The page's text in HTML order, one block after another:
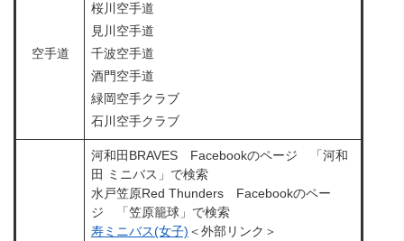
空手道
桜川空手道
見川空手道
千波空手道
酒門空手道
緑岡空手クラブ
石川空手クラブ
河和田BRAVES Facebookのページ 「河和
田 ミニバス」で検索
水戸笠原Red Thunders Facebookのペー
ジ 「笠原籠球」で検索
寿ミニバス(女子) ＜外部リンク＞